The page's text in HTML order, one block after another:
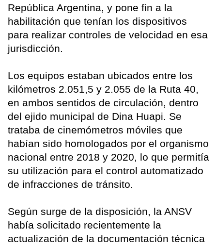
República Argentina, y pone fin a la
habilitación que tenían los dispositivos
para realizar controles de velocidad en esa
jurisdicción.
Los equipos estaban ubicados entre los
kilómetros 2.051,5 y 2.055 de la Ruta 40,
en ambos sentidos de circulación, dentro
del ejido municipal de Dina Huapi. Se
trataba de cinemómetros móviles que
habían sido homologados por el organismo
nacional entre 2018 y 2020, lo que permitía
su utilización para el control automatizado
de infracciones de tránsito.
Según surge de la disposición, la ANSV
había solicitado recientemente la
actualización de la documentación técnica